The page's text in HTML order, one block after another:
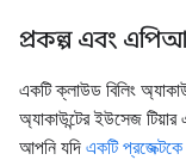
প্রকল্প এবং
একটি ক্লাউড বিলিং
অ্যাকাউন্টের ইউসেজ টিয়ার
আপনি যদি একটি